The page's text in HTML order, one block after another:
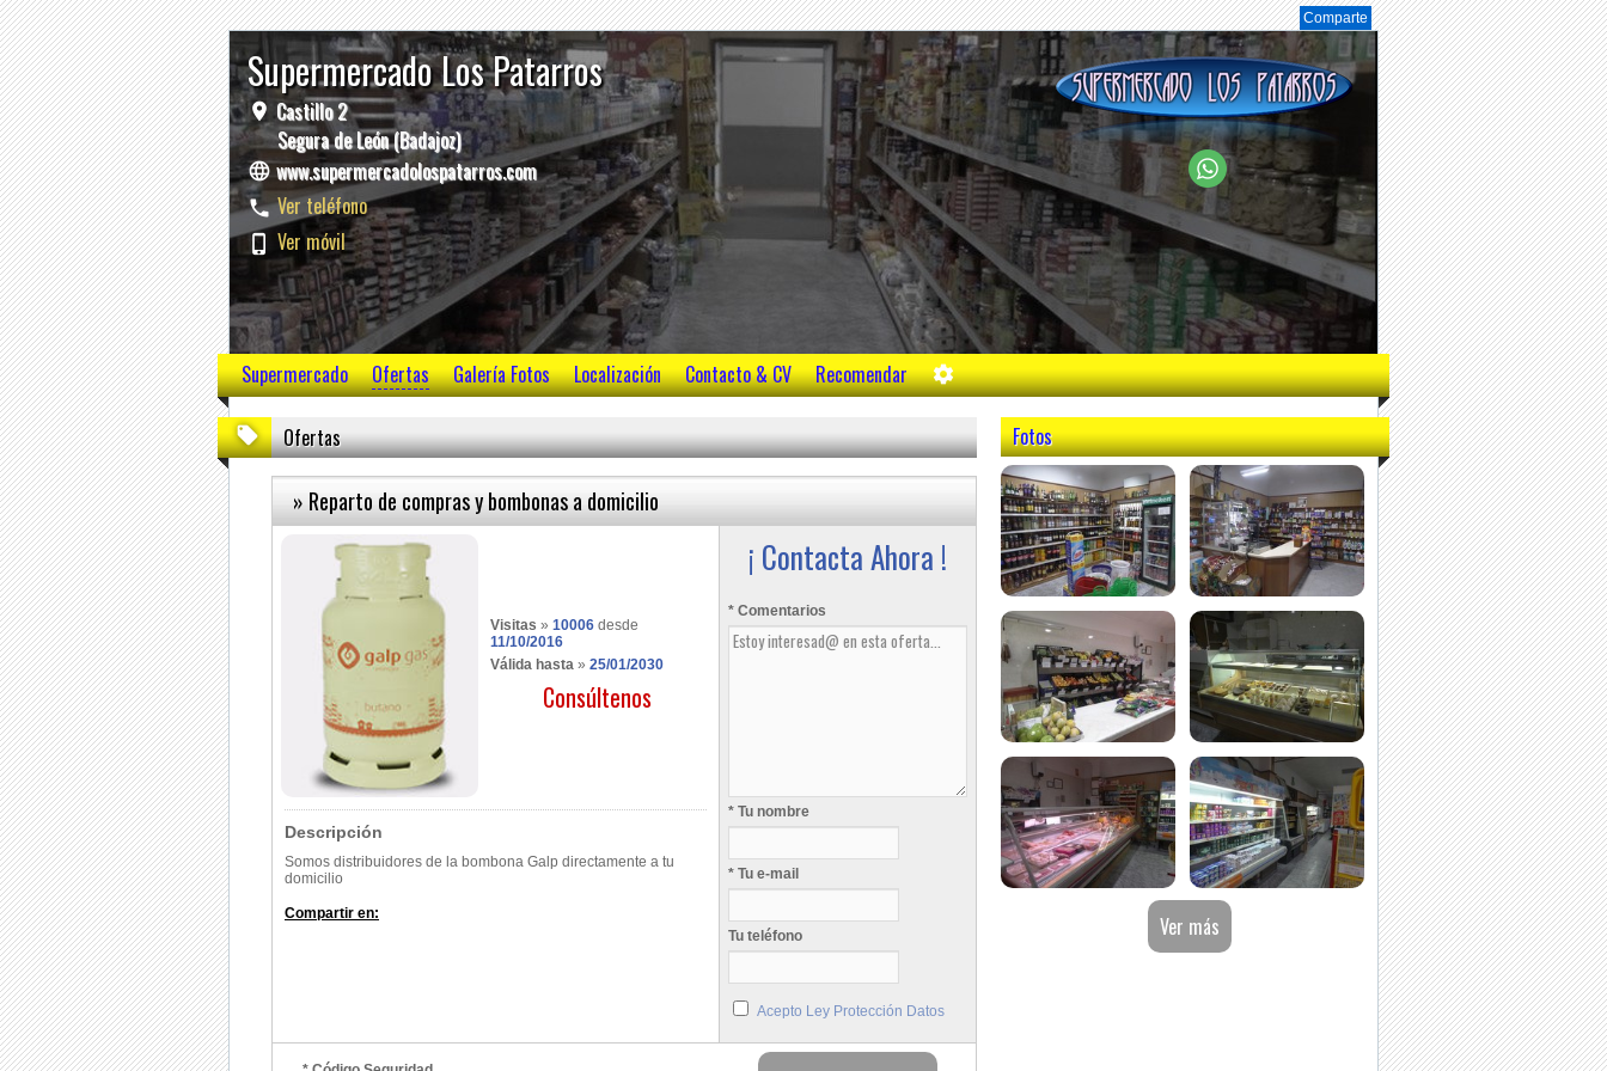
Comparte
Supermercado Los Patarros
Castillo 2
Segura de León (Badajoz)
www.supermercadolospatarros.com
Ver teléfono
Ver móvil
Supermercado Ofertas Galería Fotos Localización Contacto & CV Recomendar
Ofertas
» Reparto de compras y bombonas a domicilio
Visitas » 10006 desde
11/10/2016
Válida hasta » 25/01/2030
Consúltenos
Descripción
Somos distribuidores de la bombona Galp directamente a tu
domicilio
Compartir en:
¡ Contacta Ahora !
* Comentarios
* Tu nombre
* Tu e-mail
Tu teléfono
Acepto Ley Protección Datos
Fotos